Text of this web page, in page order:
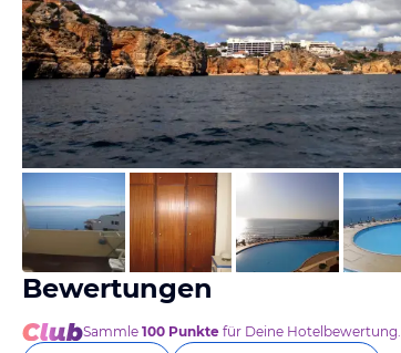
von Angelika, September 2011
Bewertungen
Sammle 100 Punkte für Deine Hotelbewertung.